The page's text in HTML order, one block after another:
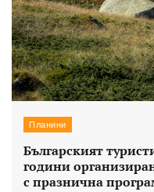
Планини
Българският
години
с празнична